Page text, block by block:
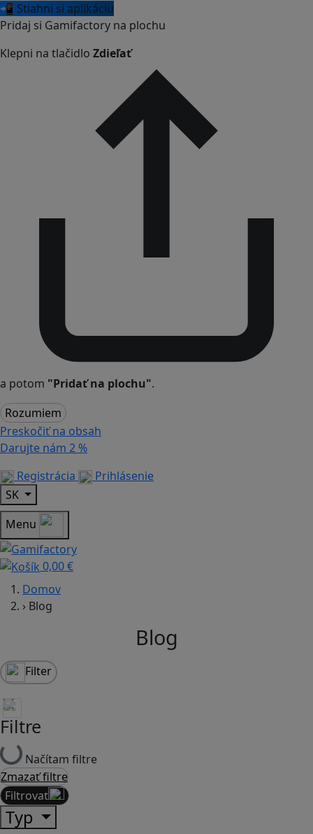
📲 Stiahni si aplikáciu
Pridaj si Gamifactory na plochu
Klepni na tlačidlo Zdieľať
a potom "Pridať na plochu".
Rozumiem
Preskočiť na obsah
Darujte nám 2 %
Registrácia
Prihlásenie
SK
Menu
0,00 €
Domov
› Blog
Blog
Filter
Filtre
Načítam filtre
Zmazať filtre
Filtrovať
Typ